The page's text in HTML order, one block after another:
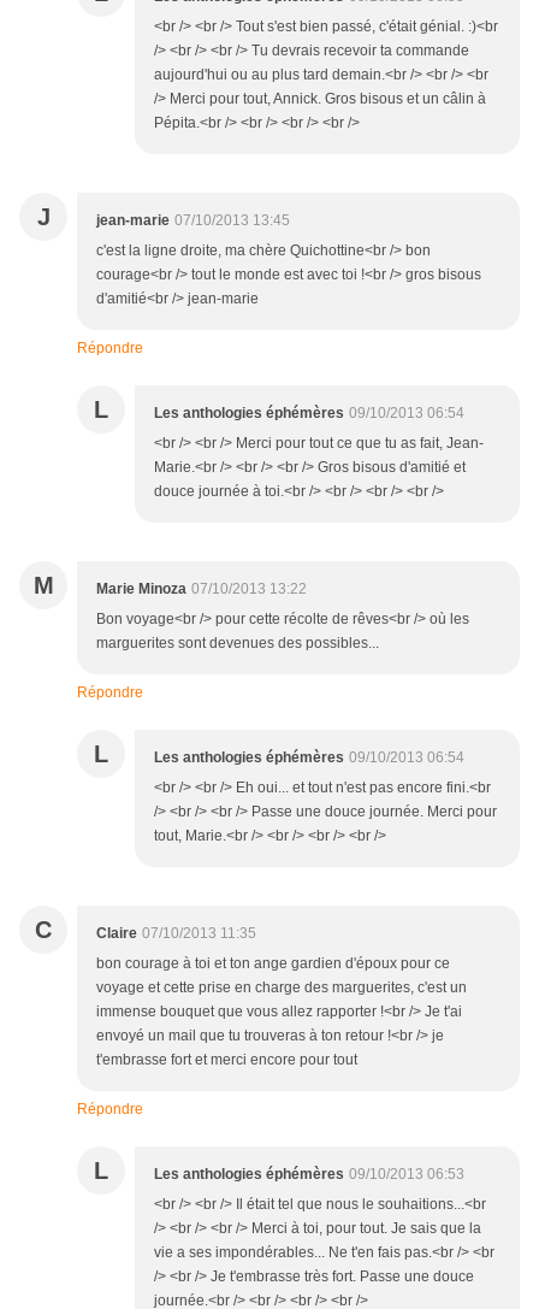
<br /> <br /> Tout s'est bien passé, c'était génial. :)<br
/> <br /> <br /> Tu devrais recevoir ta commande
aujourd'hui ou au plus tard demain.<br /> <br /> <br
/> Merci pour tout, Annick. Gros bisous et un câlin à
Pépita.<br /> <br /> <br /> <br />
J jean-marie 07/10/2013 13:45
c'est la ligne droite, ma chère Quichottine<br /> bon
courage<br /> tout le monde est avec toi !<br /> gros bisous
d'amitié<br /> jean-marie
Répondre
L Les anthologies éphémères 09/10/2013 06:54
<br /> <br /> Merci pour tout ce que tu as fait, Jean-
Marie.<br /> <br /> <br /> Gros bisous d'amitié et
douce journée à toi.<br /> <br /> <br /> <br />
M Marie Minoza 07/10/2013 13:22
Bon voyage<br /> pour cette récolte de rêves<br /> où les
marguerites sont devenues des possibles...
Répondre
L Les anthologies éphémères 09/10/2013 06:54
<br /> <br /> Eh oui... et tout n'est pas encore fini.<br
/> <br /> <br /> Passe une douce journée. Merci pour
tout, Marie.<br /> <br /> <br /> <br />
C Claire 07/10/2013 11:35
bon courage à toi et ton ange gardien d'époux pour ce
voyage et cette prise en charge des marguerites, c'est un
immense bouquet que vous allez rapporter !<br /> Je t'ai
envoyé un mail que tu trouveras à ton retour !<br /> je
t'embrasse fort et merci encore pour tout
Répondre
L Les anthologies éphémères 09/10/2013 06:53
<br /> <br /> Il était tel que nous le souhaitions...<br
/> <br /> <br /> Merci à toi, pour tout. Je sais que la
vie a ses impondérables... Ne t'en fais pas.<br /> <br
/> <br /> Je t'embrasse très fort. Passe une douce
journée.<br /> <br /> <br /> <br />